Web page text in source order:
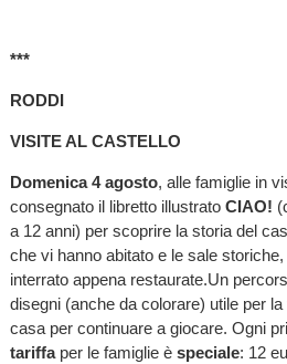
***
RODDI
VISITE AL CASTELLO
Domenica 4 agosto, alle famiglie in
consegnato il libretto illustratoCIAO!
a 12 anni) per scoprire la storia del
che vi hanno abitato e le sale
interrato appena restaurate.Un
disegni (anche da colorare) utile per
casa per continuare a giocare. Ogni
tariffaper le famiglie è speciale: 12